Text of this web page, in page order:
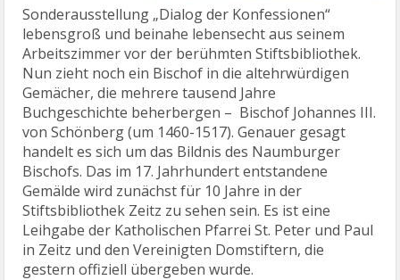
Sonderausstellung „Dialog der Konfessionen“
lebensgroß und beinahe lebensecht aus seinem
Arbeitszimmer vor der berühmten Stiftsbibliothek.
Nun zieht noch ein Bischof in die altehrwürdigen
Gemächer, die mehrere tausend Jahre
Buchgeschichte beherbergen – Bischof Johannes III.
von Schönberg (um 1460-1517). Genauer gesagt
handelt es sich um das Bildnis des Naumburger
Bischofs. Das im 17. Jahrhundert entstandene
Gemälde wird zunächst für 10 Jahre in der
Stiftsbibliothek Zeitz zu sehen sein. Es ist eine
Leihgabe der Katholischen Pfarrei St. Peter und Paul
in Zeitz und den Vereinigten Domstiftern, die
gestern offiziell übergeben wurde.